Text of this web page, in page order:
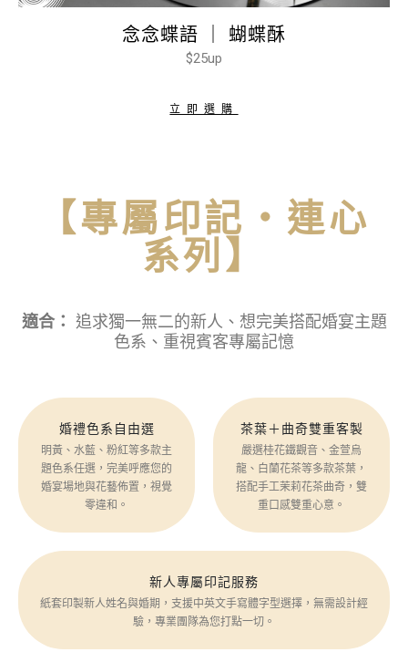
念念蝶語 ｜ 蝴蝶酥
$25up
立即選購
【專屬印記・連心
系列】
適合： 追求獨一無二的新人、想完美搭配婚宴主題
色系、重視賓客專屬記憶
婚禮色系自由選
明黃、水藍、粉紅等多款主
題色系任選，完美呼應您的
婚宴場地與花藝佈置，視覺
零違和。
茶葉＋曲奇雙重客製
嚴選桂花鐵觀音、金萱烏
龍、白蘭花茶等多款茶葉，
搭配手工茉莉花茶曲奇，雙
重口感雙重心意。
新人專屬印記服務
紙套印製新人姓名與婚期，支援中英文手寫體字型選擇，無需設計經
驗，專業團隊為您打點一切。